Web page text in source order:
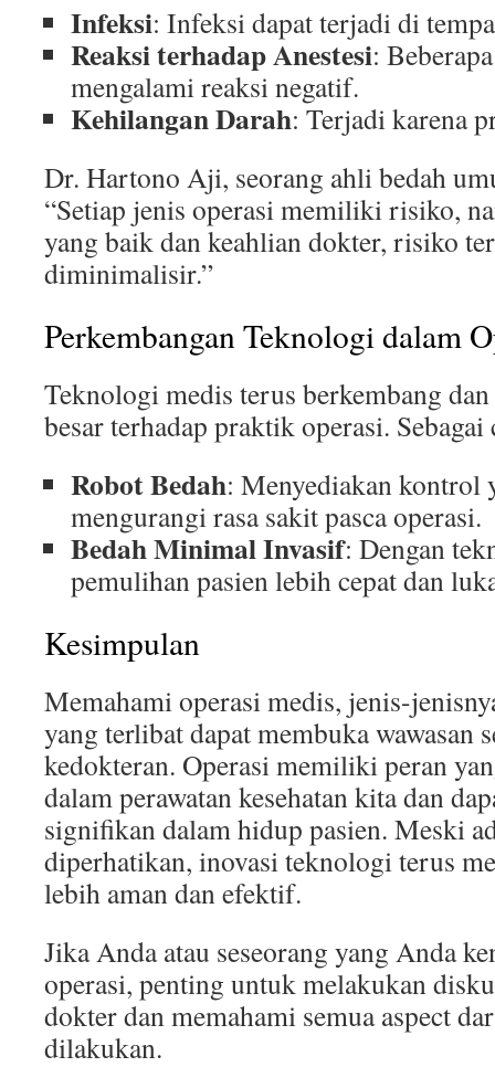
Infeksi: Infeksi dapat terjadi di
Reaksi terhadap Anestesi:
mengalami reaksi negatif.
Kehilangan Darah: Terjadi karena
Dr. Hartono Aji, seorang ahli bedah
“Setiap jenis operasi memiliki risiko,
yang baik dan keahlian dokter, risiko
diminimalisir.”
Perkembangan Teknologi dalam
Teknologi medis terus berkembang
besar terhadap praktik operasi.
Robot Bedah: Menyediakan kontrol
mengurangi rasa sakit pasca operasi.
Bedah Minimal Invasif: Dengan
pemulihan pasien lebih cepat dan
Kesimpulan
Memahami operasi medis, jenis-
yang terlibat dapat membuka wawasan
kedokteran. Operasi memiliki peran
dalam perawatan kesehatan kita dan
signifikan dalam hidup pasien. Meski
diperhatikan, inovasi teknologi terus
lebih aman dan efektif.
Jika Anda atau seseorang yang Anda
operasi, penting untuk melakukan
dokter dan memahami semua aspect
dilakukan.